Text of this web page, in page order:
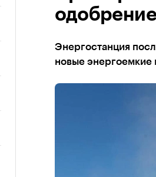
одобрение
Энергостанция
новые энергоемкие